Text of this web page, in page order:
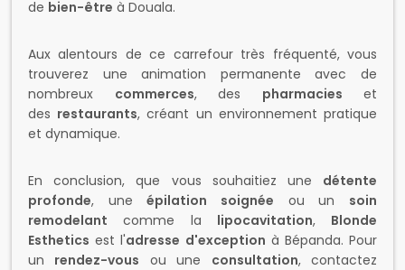
de bien-être à Douala.
Aux alentours de ce carrefour très fréquenté, vous
trouverez une animation permanente avec de
nombreux commerces, des pharmacies et
des restaurants, créant un environnement pratique
et dynamique.
En conclusion, que vous souhaitiez une détente
profonde, uneépilation soignée ou un soin
remodelant comme la lipocavitation, Blonde
Esthetics est l'adresse d'exception à Bépanda. Pour
un rendez-vous ou une consultation, contactez